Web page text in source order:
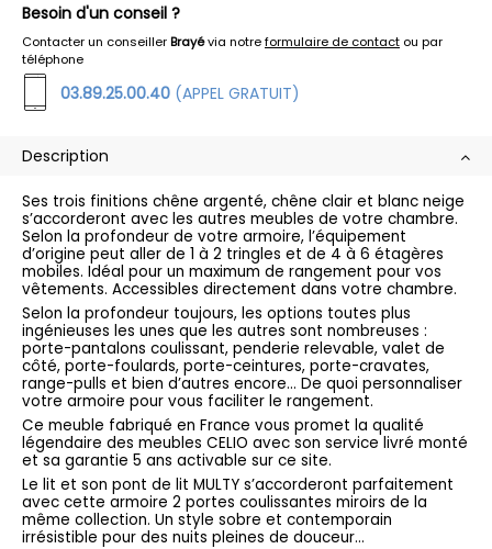
Besoin d'un conseil ?
Contacter un conseillerBrayévia notreformulaire de contact ou par
téléphone
03.89.25.00.40 (APPEL GRATUIT)
Description
Ses trois finitions chêne argenté, chêne clair et blanc neige
s’accorderont avec les autres meubles de votre chambre.
Selon la profondeur de votre armoire, l’équipement
d’origine peut aller de 1 à 2 tringles et de 4 à 6 étagères
mobiles. Idéal pour un maximum de rangement pour vos
vêtements. Accessibles directement dans votre chambre.
Selon la profondeur toujours, les options toutes plus
ingénieuses les unes que les autres sont nombreuses :
porte-pantalons coulissant, penderie relevable, valet de
côté, porte-foulards, porte-ceintures, porte-cravates,
range-pulls et bien d’autres encore… De quoi personnaliser
votre armoire pour vous faciliter le rangement.
Ce meuble fabriqué en France vous promet la qualité
légendaire des meubles CELIO avec son service livré monté
et sa garantie 5 ans activable sur ce site.
Le lit et son pont de lit MULTY s’accorderont parfaitement
avec cette armoire 2 portes coulissantes miroirs de la
même collection. Un style sobre et contemporain
irrésistible pour des nuits pleines de douceur…